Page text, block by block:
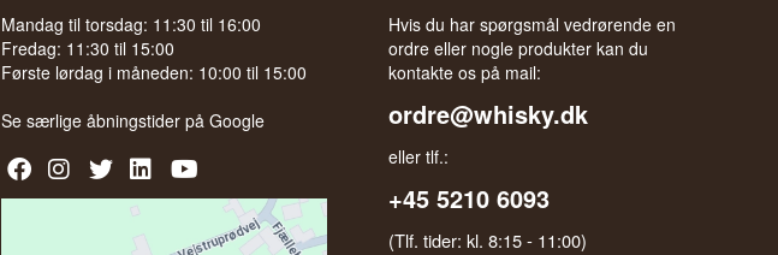
Mandag til torsdag: 11:30 til 16:00
Fredag: 11:30 til 15:00
Første lørdag i måneden: 10:00 til 15:00
Se særlige åbningstider på Google
Hvis du har spørgsmål vedrørende en
ordre eller nogle produkter kan du
kontakte os på mail:
ordre@whisky.dk
eller tlf.:
+45 5210 6093
(Tlf. tider: kl. 8:15 - 11:00)